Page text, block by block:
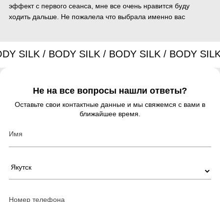
эффект с первого сеанса, мне все очень нравится буду
ходить дальше. Не пожалела что выбрала именно вас
Не на все вопросы нашли ответы?
Оставьте свои контактные данные и мы свяжемся с вами в
ближайшее время.